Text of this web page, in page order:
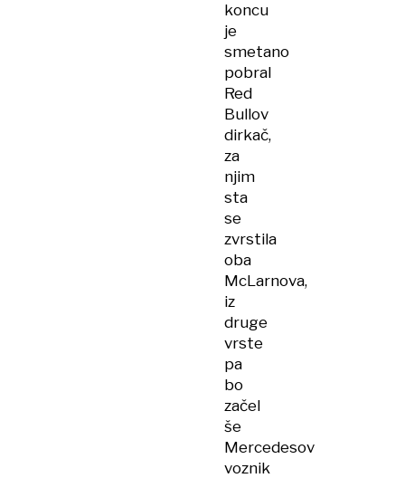
koncu
je
smetano
pobral
Red
Bullov
dirkač,
za
njim
sta
se
zvrstila
oba
McLarnova,
iz
druge
vrste
pa
bo
začel
še
Mercedesov
voznik